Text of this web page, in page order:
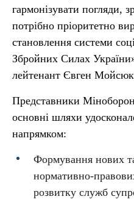
гармонізувати погляди,
потрібно пріоритетно
становлення системи
Збройних Силах
лейтенант Євген
Представники
основні шляхи
напрямком:
Формування нових
нормативно-
розвитку служб